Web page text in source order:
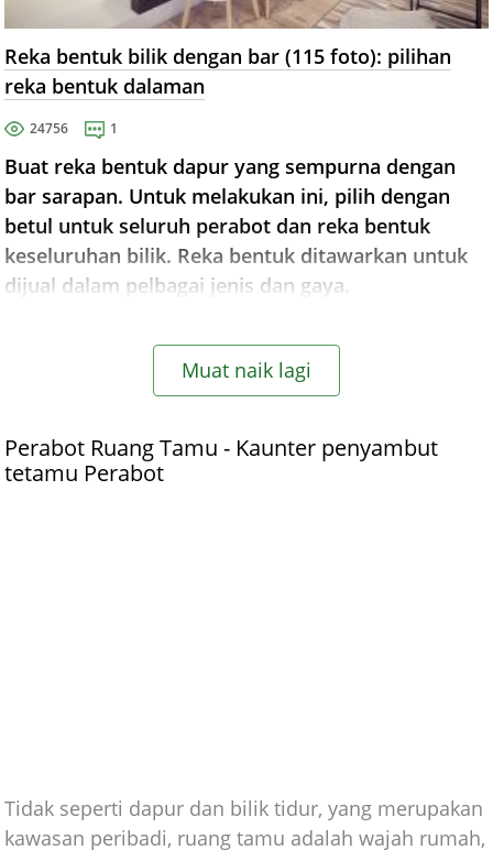
Reka bentuk bilik dengan bar (115 foto): pilihan
reka bentuk dalaman
24756 1
Buat reka bentuk dapur yang sempurna dengan
bar sarapan. Untuk melakukan ini, pilih dengan
betul untuk seluruh perabot dan reka bentuk
keseluruhan bilik. Reka bentuk ditawarkan untuk
dijual dalam pelbagai jenis dan gaya.
Muat naik lagi
Perabot Ruang Tamu - Kaunter penyambut
tetamu Perabot
Tidak seperti dapur dan bilik tidur, yang merupakan
kawasan peribadi, ruang tamu adalah wajah rumah,